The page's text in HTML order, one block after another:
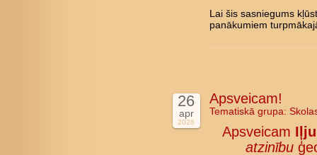
Lai šis sasniegums
panākumiem
26
apr
2026
Apsveicam!
Tematiskā grupa:
Apsveicam
atzinību